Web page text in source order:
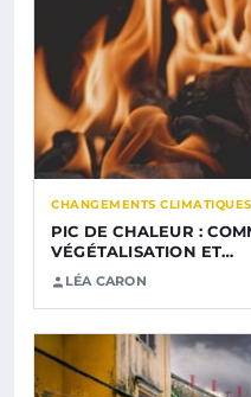
CHANGEMENTS CLIMATIQUES
PIC DE CHALEUR :
VÉGÉTALISATION ET…
LÉA CARON